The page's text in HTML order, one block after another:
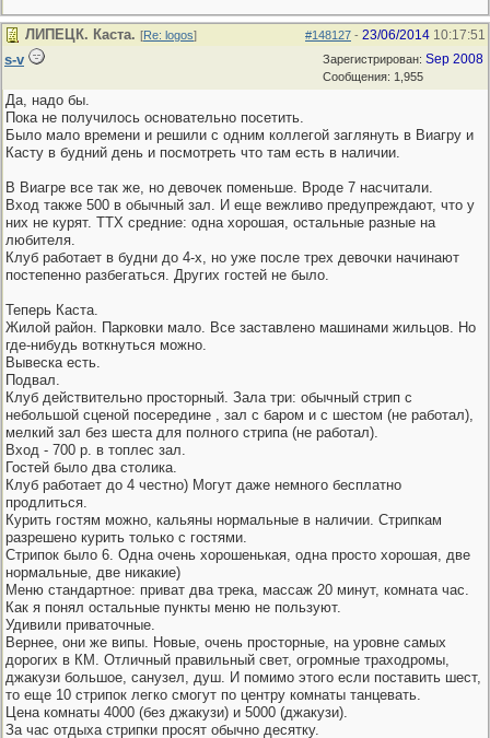
#148127 - 23/06/2014 10:17:51
ЛИПЕЦК. Каста. [Re: logos]
Зарегистрирован: Sep 2008
Сообщения: 1,955
s-v
Да, надо бы.
Пока не получилось основательно посетить.
Было мало времени и решили с одним коллегой заглянуть в Виагру и
Касту в будний день и посмотреть что там есть в наличии.
В Виагре все так же, но девочек поменьше. Вроде 7 насчитали.
Вход также 500 в обычный зал. И еще вежливо предупреждают, что у
них не курят. ТТХ средние: одна хорошая, остальные разные на
любителя.
Клуб работает в будни до 4-х, но уже после трех девочки начинают
постепенно разбегаться. Других гостей не было.
Теперь Каста.
Жилой район. Парковки мало. Все заставлено машинами жильцов. Но
где-нибудь воткнуться можно.
Вывеска есть.
Подвал.
Клуб действительно просторный. Зала три: обычный стрип с
небольшой сценой посередине , зал с баром и с шестом (не работал),
мелкий зал без шеста для полного стрипа (не работал).
Вход - 700 р. в топлес зал.
Гостей было два столика.
Клуб работает до 4 честно) Могут даже немного бесплатно
продлиться.
Курить гостям можно, кальяны нормальные в наличии. Стрипкам
разрешено курить только с гостями.
Стрипок было 6. Одна очень хорошенькая, одна просто хорошая, две
нормальные, две никакие)
Меню стандартное: приват два трека, массаж 20 минут, комната час.
Как я понял остальные пункты меню не пользуют.
Удивили приваточные.
Вернее, они же випы. Новые, очень просторные, на уровне самых
дорогих в КМ. Отличный правильный свет, огромные траходромы,
джакузи большое, санузел, душ. И помимо этого если поставить шест,
то еще 10 стрипок легко смогут по центру комнаты танцевать.
Цена комнаты 4000 (без джакузи) и 5000 (джакузи).
За час отдыха стрипки просят обычно десятку.